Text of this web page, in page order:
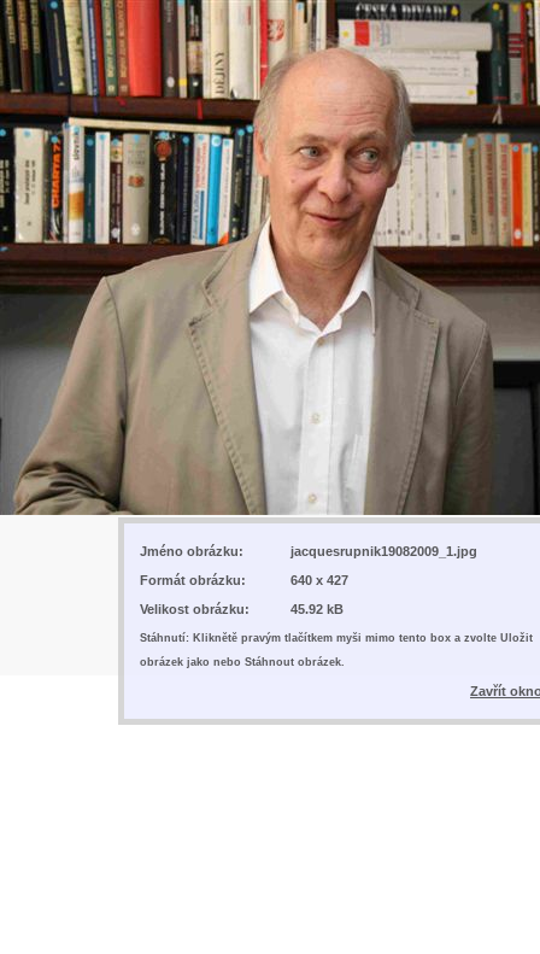
Jméno obrázku:
jacquesrupnik19082009_1.jpg
Formát obrázku:
640 x 427
Velikost obrázku:
45.92 kB
Stáhnutí: Kliknětě pravým tlačítkem myši mimo tento box a zvolte Uložit
obrázek jako nebo Stáhnout obrázek.
Zavřít